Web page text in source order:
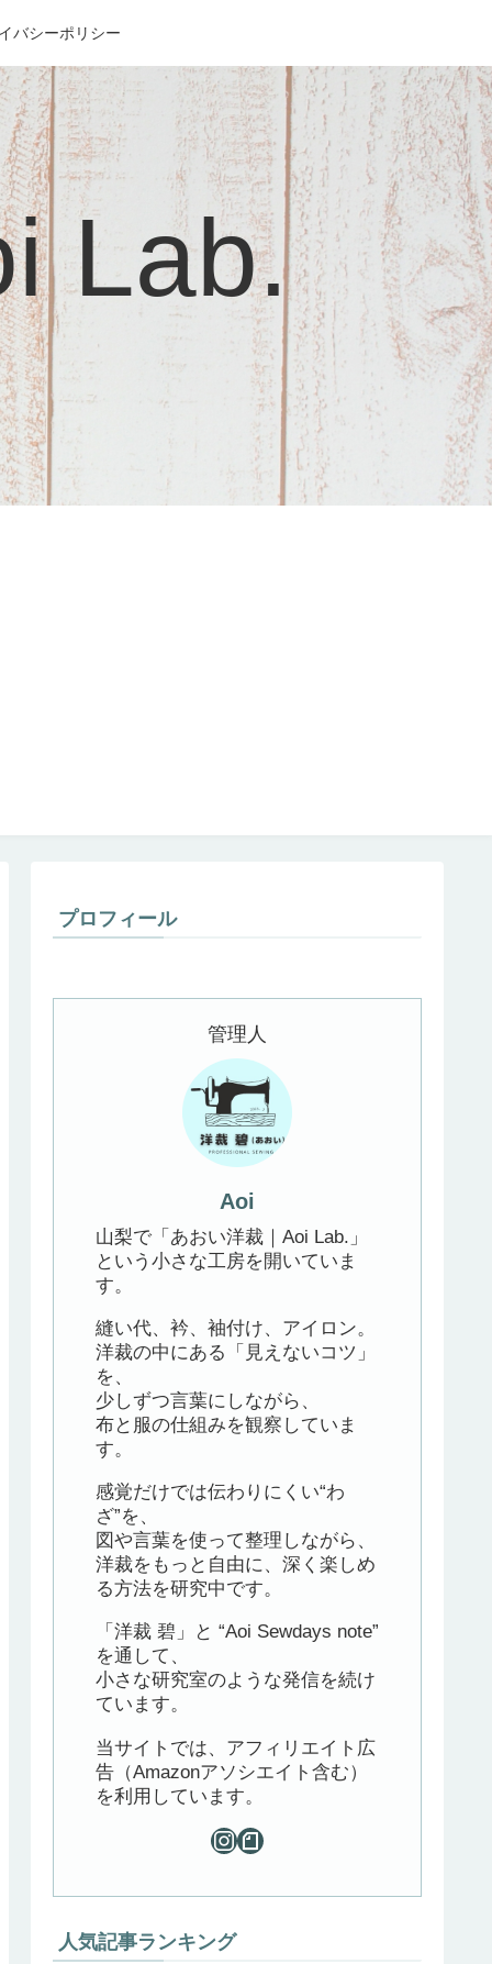
Lab.
バシーポリシー
プロフィール
管理人
Aoi
山梨で「あおい洋裁｜Aoi Lab.」
という小さな工房を開いていま
す。
縫い代、衿、袖付け、アイロン。
洋裁の中にある「見えないコツ」
を、
少しずつ言葉にしながら、
布と服の仕組みを観察していま
す。
感覚だけでは伝わりにくい“わ
ざ”を、
図や言葉を使って整理しながら、
洋裁をもっと自由に、深く楽しめ
る方法を研究中です。
「洋裁 碧」と “Aoi Sewdays note”
を通して、
小さな研究室のような発信を続け
ています。
当サイトでは、アフィリエイト広
告（Amazonアソシエイト含む）
を利用しています。
人気記事ランキング